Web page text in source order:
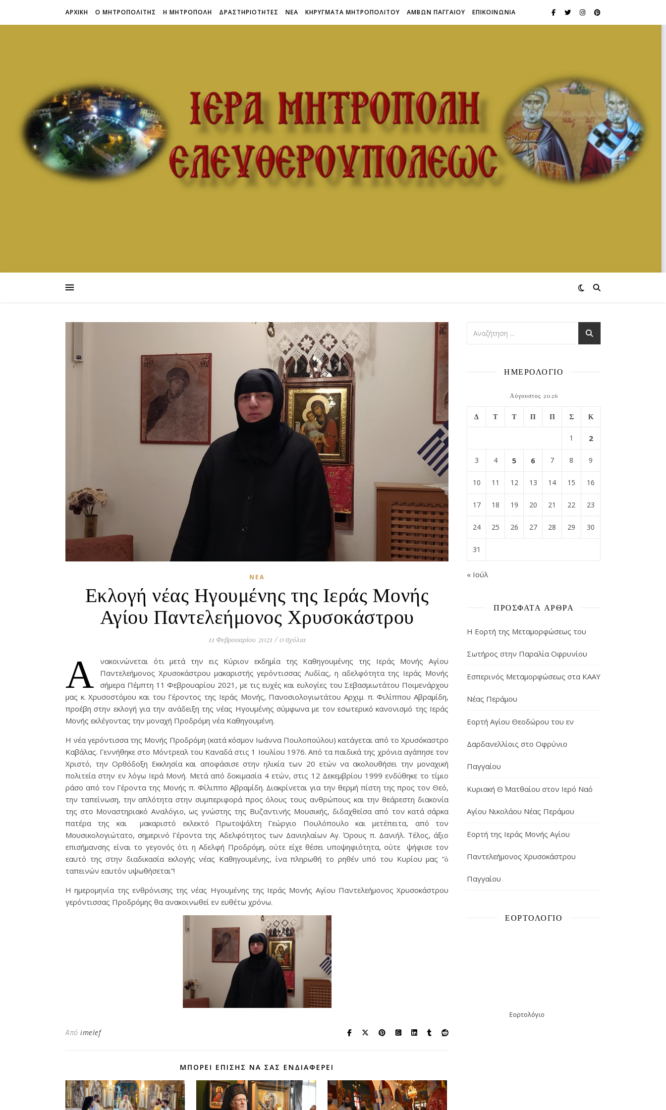
ΑΡΧΙΚΗ Ο ΜΗΤΡΟΠΟΛΙΤΗΣ Η ΜΗΤΡΟΠΟΛΗ ΔΡΑΣΤΗΡΙΟΤΗΤΕΣ ΝΕΑ ΚΗΡΥΓΜΑΤΑ ΜΗΤΡΟΠΟΛΙΤΟΥ ΑΜΒΩΝ ΠΑΓΓΑΙΟΥ ΕΠΙΚΟΙΝΩΝΙΑ
ΝΈΑ
Εκλογή νέας Ηγουμένης της Ιεράς Μονής
Αγίου Παντελεήμονος Χρυσοκάστρου
11 Φεβρουαρίου 2021 / 0 σχόλια
Α
νακοινώνεται ότι μετά την εις Κύριον εκδημία της Καθηγουμένης της Ιεράς Μονής Αγίου
Παντελεήμονος Χρυσοκάστρου μακαριστής γερόντισσας Λυδίας, η αδελφότητα της Ιεράς Μονής
σήμερα Πέμπτη 11 Φεβρουαρίου 2021, με τις ευχές και ευλογίες του Σεβασμιωτάτου Ποιμενάρχου
μας κ. Χρυσοστόμου και του Γέροντος της Ιεράς Μονής, Πανοσιολογιωτάτου Αρχιμ. π. Φιλίππου Αβραμίδη,
προέβη στην εκλογή για την ανάδειξη της νέας Ηγουμένης σύμφωνα με τον εσωτερικό κανονισμό της Ιεράς
Μονής εκλέγοντας την μοναχή Προδρόμη νέα Καθηγουμένη.
Η νέα γερόντισσα της Μονής Προδρόμη (κατά κόσμον Ιωάννα Πουλοπούλου) κατάγεται από το Χρυσόκαστρο
Καβάλας. Γεννήθηκε στο Μόντρεαλ του Καναδά στις 1 Ιουλίου 1976. Από τα παιδικά της χρόνια αγάπησε τον
Χριστό, την Ορθόδοξη Εκκλησία και αποφάσισε στην ηλικία των 20 ετών να ακολουθήσει την μοναχική
πολιτεία στην εν λόγω Ιερά Μονή. Μετά από δοκιμασία 4 ετών, στις 12 Δεκεμβρίου 1999 ενδύθηκε το τίμιο
ράσο από τον Γέροντα της Μονής π. Φίλιππο Αβραμίδη. Διακρίνεται για την θερμή πίστη της προς τον Θεό,
την ταπείνωση, την απλότητα στην συμπεριφορά προς όλους τους ανθρώπους και την θεάρεστη διακονία
της στο Μοναστηριακό Αναλόγιο, ως γνώστης της Βυζαντινής Μουσικής, διδαχθείσα από τον κατά σάρκα
πατέρα της και μακαριστό εκλεκτό Πρωτοψάλτη Γεώργιο Πουλόπουλο και μετέπειτα, από τον
Μουσικολογιώτατο, σημερινό Γέροντα της Αδελφότητος των Δανιηλαίων Αγ. Όρους π. Δανιήλ. Τέλος, άξιο
επισήμανσης είναι το γεγονός ότι η Αδελφή Προδρόμη, ούτε είχε θέσει υποψηφιότητα, ούτε ψήφισε τον
εαυτό της στην διαδικασία εκλογής νέας Καθηγουμένης, ίνα πληρωθή το ρηθέν υπό του Κυρίου μας “ὁ
ταπεινών εαυτόν υψωθήσεται”!
Η ημερομηνία της ενθρόνισης της νέας Ηγουμένης της Ιεράς Μονής Αγίου Παντελεήμονος Χρυσοκάστρου
γερόντισσας Προδρόμης θα ανακοινωθεί εν ευθέτω χρόνω.
Από imelef
ΜΠΟΡΕΊ ΕΠΊΣΗΣ ΝΑ ΣΑΣ ΕΝΔΙΑΦΈΡΕΙ
ΗΜΕΡΟΛΟΓΙΟ
Αύγουστος 2026
Δ Τ Τ Π Π Σ Κ
1 2
3 4 5 6 7 8 9
10 11 12 13 14 15 16
17 18 19 20 21 22 23
24 25 26 27 28 29 30
31
« Ιούλ
ΠΡΌΣΦΑΤΑ ΆΡΘΡΑ
Η Εορτή της Μεταμορφώσεως του
Σωτήρος στην Παραλία Οφρυνίου
Εσπερινός Μεταμορφώσεως στα ΚΑΑΥ
Νέας Περάμου
Εορτή Αγίου Θεοδώρου του εν
Δαρδανελλίοις στο Οφρύνιο
Παγγαίου
Κυριακή Θ΄ Ματθαίου στον Ιερό Ναό
Αγίου Νικολάου Νέας Περάμου
Εορτή της Ιεράς Μονής Αγίου
Παντελεήμονος Χρυσοκάστρου
Παγγαίου
ΕΟΡΤΟΛΌΓΙΟ
Εορτολόγιο